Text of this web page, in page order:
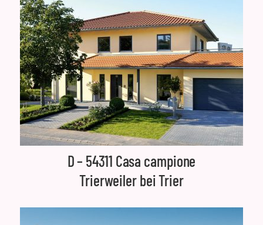
D – 54311 Casa campione
Trierweiler bei Trier